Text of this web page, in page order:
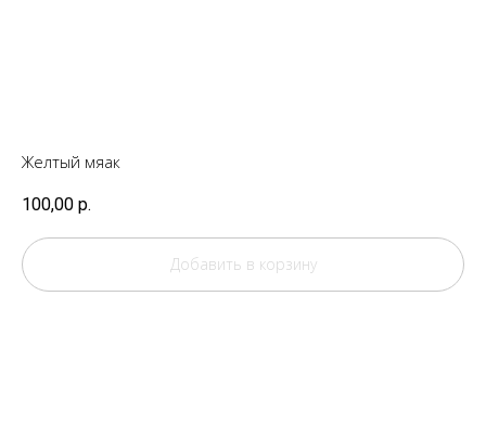
Желтый мяак
100,00 р.
Добавить в корзину